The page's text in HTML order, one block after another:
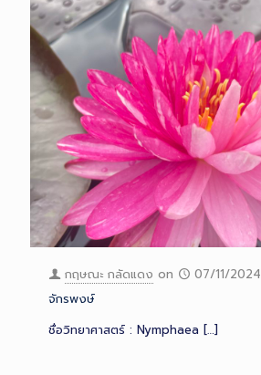
กฤษณะ กลัดแดง on
07/11/2024
จักรพงษ์
ชื่อวิทยาศาสตร์ : Nymphaea […]